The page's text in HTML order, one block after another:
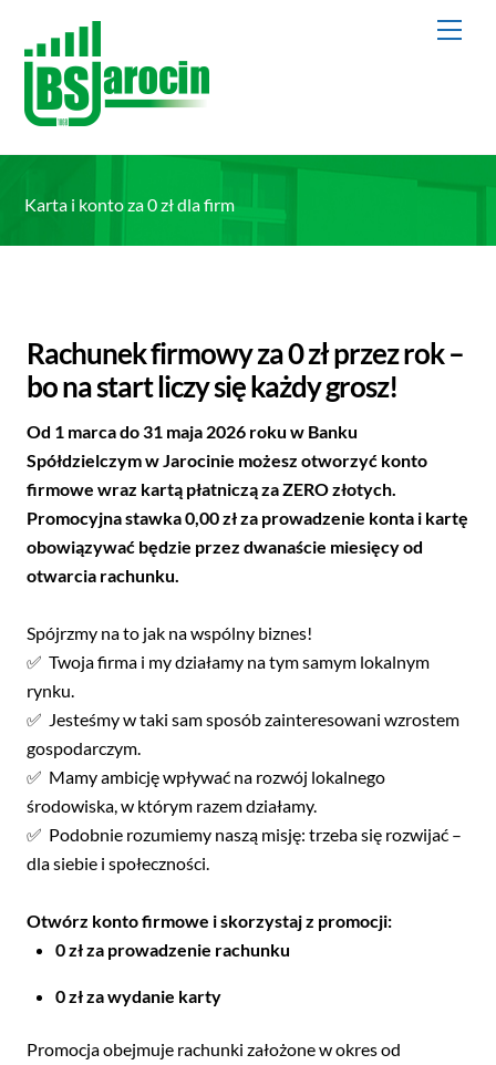
content
Karta i konto za 0 zł dla firm
Rachunek firmowy za 0 zł przez rok –
bo na start liczy się każdy grosz!
Od 1 marca do 31 maja 2026 roku w Banku
Spółdzielczym w Jarocinie możesz otworzyć konto
firmowe wraz kartą płatniczą za ZERO złotych.
Promocyjna stawka 0,00 zł za prowadzenie konta i kartę
obowiązywać będzie przez dwanaście miesięcy od
otwarcia rachunku.
Spójrzmy na to jak na wspólny biznes!
✅ Twoja firma i my działamy na tym samym lokalnym
rynku.
✅ Jesteśmy w taki sam sposób zainteresowani wzrostem
gospodarczym.
✅ Mamy ambicję wpływać na rozwój lokalnego
środowiska, w którym razem działamy.
✅ Podobnie rozumiemy naszą misję: trzeba się rozwijać –
dla siebie i społeczności.
Otwórz konto firmowe i skorzystaj z promocji:
0 zł za prowadzenie rachunku
0 zł za wydanie karty
Promocja obejmuje rachunki założone w okres od